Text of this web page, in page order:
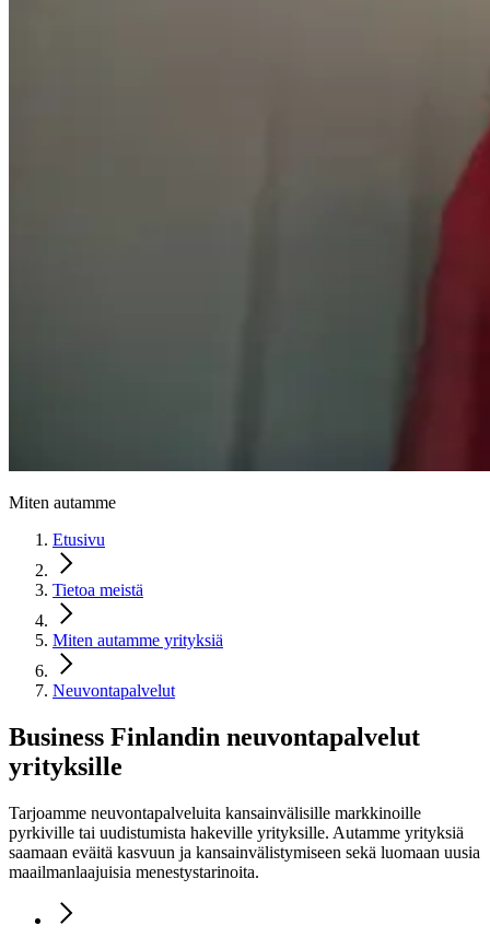
Miten autamme
Etusivu
Tietoa meistä
Miten autamme yrityksiä
Neuvontapalvelut
Business Finlandin neuvontapalvelut
yrityksille
Tarjoamme neuvontapalveluita kansainvälisille markkinoille
pyrkiville tai uudistumista hakeville yrityksille. Autamme yrityksiä
saamaan eväitä kasvuun ja kansainvälistymiseen sekä luomaan uusia
maailmanlaajuisia menestystarinoita.